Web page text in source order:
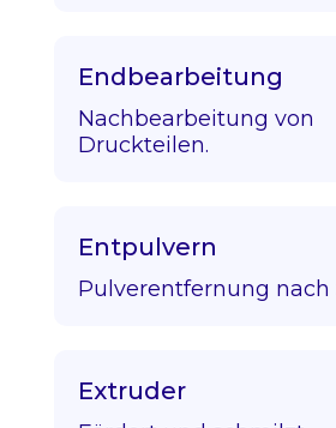
Endbearbeitung
Nachbearbeitung von
Druckteilen.
Entpulvern
Pulverentfernung nach
Extruder